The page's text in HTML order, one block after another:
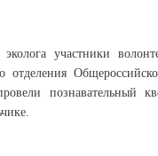
участники
отделения
познавательный